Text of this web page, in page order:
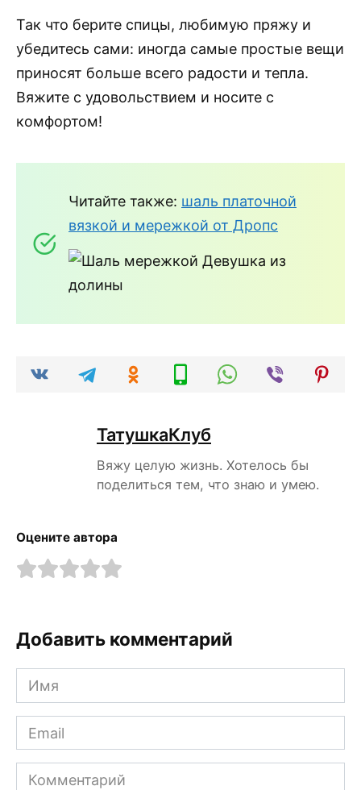
Так что берите спицы, любимую пряжу и
убедитесь сами: иногда самые простые вещи
приносят больше всего радости и тепла.
Вяжите с удовольствием и носите с
комфортом!
Читайте также: шаль платочной
вязкой и мережкой от Дропс
ТатушкаКлуб
Вяжу целую жизнь. Хотелось бы
поделиться тем, что знаю и умею.
Оцените автора
Добавить комментарий
Имя
Email
Комментарий